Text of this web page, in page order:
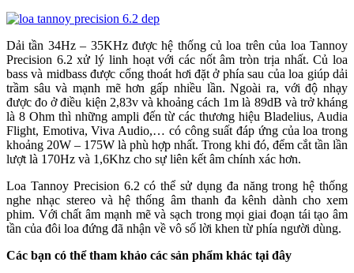
Dải tần 34Hz – 35KHz được hệ thống củ loa trên của loa Tannoy
Precision 6.2 xử lý linh hoạt với các nốt âm tròn trịa nhất. Củ loa
bass và midbass được cổng thoát hơi đặt ở phía sau của loa giúp dải
trầm sâu và mạnh mẽ hơn gấp nhiều lần. Ngoài ra, với độ nhạy
được đo ở điều kiện 2,83v và khoảng cách 1m là 89dB và trở kháng
là 8 Ohm thì những ampli đến từ các thương hiệu Bladelius, Audia
Flight, Emotiva, Viva Audio,… có công suất đáp ứng của loa trong
khoảng 20W – 175W là phù hợp nhất. Trong khi đó, đểm cắt tần lần
lượt là 170Hz và 1,6Khz cho sự liên kết âm chính xác hơn.
Loa Tannoy Precision 6.2 có thể sử dụng đa năng trong hệ thống
nghe nhạc stereo và hệ thống âm thanh đa kênh dành cho xem
phim. Với chất âm mạnh mẽ và sạch trong mọi giai đoạn tái tạo âm
tần của đôi loa đứng đã nhận về vô số lời khen từ phía người dùng.
Các bạn có thể tham khảo các sản phẩm khác tại đây